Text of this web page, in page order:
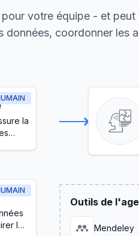
votre équipe - et peut
données, coordonner les
la
la
Outils de
Mendeley